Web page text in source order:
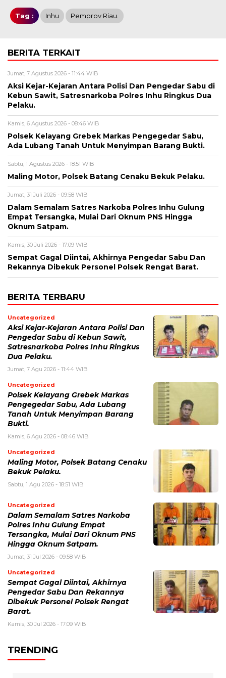
Tag : Inhu Pemprov Riau.
BERITA TERKAIT
Jumat, 7 Agustus 2026 - 11:44 WIB
Aksi Kejar-Kejaran Antara Polisi Dan Pengedar Sabu di
Kebun Sawit, Satresnarkoba Polres Inhu Ringkus Dua
Pelaku.
Kamis, 6 Agustus 2026 - 08:46 WIB
Polsek Kelayang Grebek Markas Pengegedar Sabu,
Ada Lubang Tanah Untuk Menyimpan Barang Bukti.
Sabtu, 1 Agustus 2026 - 18:51 WIB
Maling Motor, Polsek Batang Cenaku Bekuk Pelaku.
Jumat, 31 Juli 2026 - 09:58 WIB
Dalam Semalam Satres Narkoba Polres Inhu Gulung
Empat Tersangka, Mulai Dari Oknum PNS Hingga
Oknum Satpam.
Kamis, 30 Juli 2026 - 17:09 WIB
Sempat Gagal Diintai, Akhirnya Pengedar Sabu Dan
Rekannya Dibekuk Personel Polsek Rengat Barat.
BERITA TERBARU
Uncategorized
Aksi Kejar-Kejaran Antara Polisi Dan
Pengedar Sabu di Kebun Sawit,
Satresnarkoba Polres Inhu Ringkus
Dua Pelaku.
Jumat, 7 Agu 2026 - 11:44 WIB
Uncategorized
Polsek Kelayang Grebek Markas
Pengegedar Sabu, Ada Lubang
Tanah Untuk Menyimpan Barang
Bukti.
Kamis, 6 Agu 2026 - 08:46 WIB
Uncategorized
Maling Motor, Polsek Batang Cenaku
Bekuk Pelaku.
Sabtu, 1 Agu 2026 - 18:51 WIB
Uncategorized
Dalam Semalam Satres Narkoba
Polres Inhu Gulung Empat
Tersangka, Mulai Dari Oknum PNS
Hingga Oknum Satpam.
Jumat, 31 Jul 2026 - 09:58 WIB
Uncategorized
Sempat Gagal Diintai, Akhirnya
Pengedar Sabu Dan Rekannya
Dibekuk Personel Polsek Rengat
Barat.
Kamis, 30 Jul 2026 - 17:09 WIB
TRENDING